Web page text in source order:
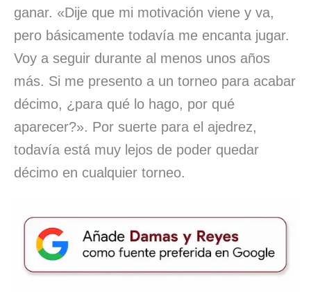
ganar. «Dije que mi motivación viene y va,
pero básicamente todavía me encanta jugar.
Voy a seguir durante al menos unos años
más. Si me presento a un torneo para acabar
décimo, ¿para qué lo hago, por qué
aparecer?». Por suerte para el ajedrez,
todavía está muy lejos de poder quedar
décimo en cualquier torneo.